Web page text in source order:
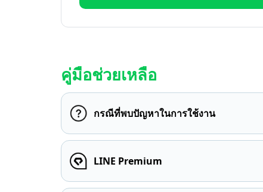
คู่มือช่วยเหลือ
กรณีที่พบปัญหาในการใช้งาน
LINE Premium